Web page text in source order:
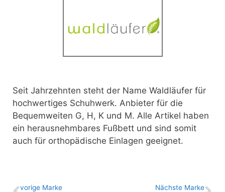
Seit Jahrzehnten steht der Name Waldläufer für
hochwertiges Schuhwerk. Anbieter für die
Bequemweiten G, H, K und M. Alle Artikel haben
ein herausnehmbares Fußbett und sind somit
auch für orthopädische Einlagen geeignet.
vo­ri­ge Marke Nächste Marke